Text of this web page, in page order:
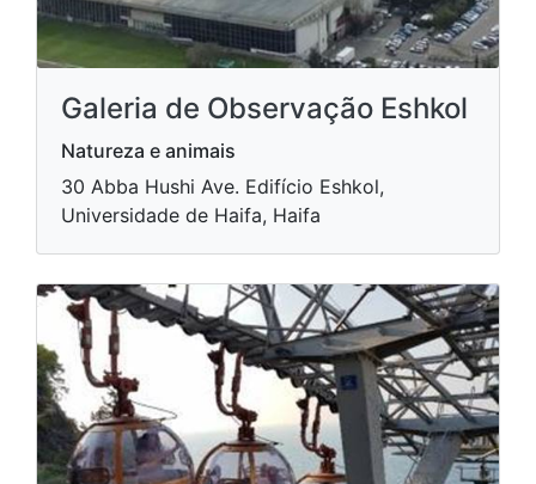
Galeria de Observação Eshkol
Natureza e animais
30 Abba Hushi Ave. Edifício Eshkol,
Universidade de Haifa, Haifa